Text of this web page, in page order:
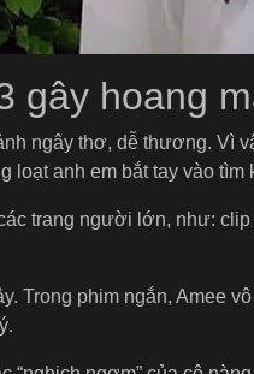
gây hoang
ngây thơ, dễ thương. Vì
loạt anh em bắt tay vào tìm
trang người lớn, như:
Trong phim ngắn, Amee